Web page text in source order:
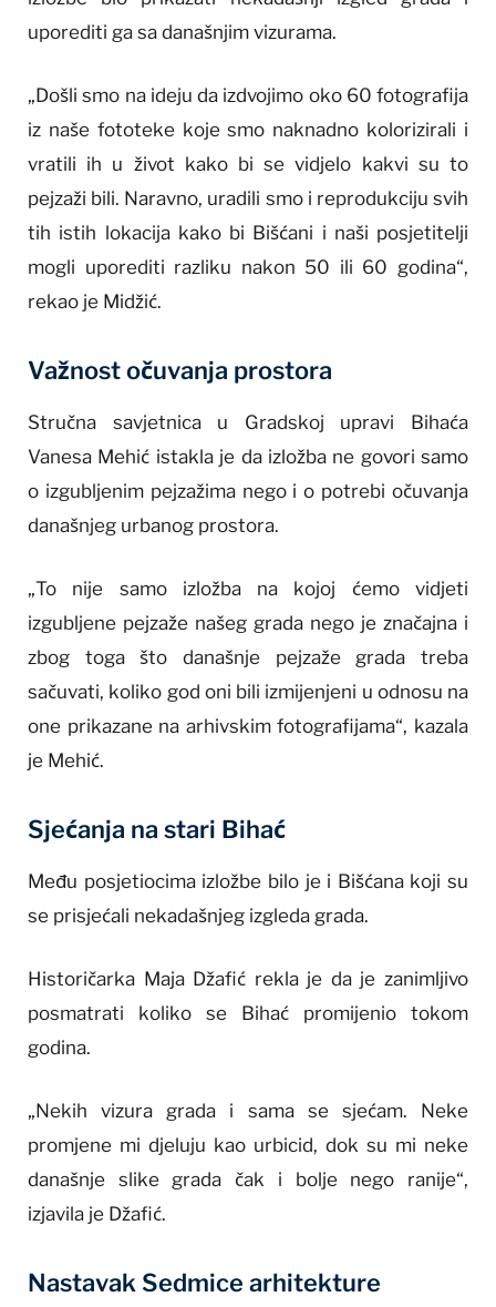
uporediti ga sa današnjim vizurama.
„Došli smo na ideju da izdvojimo oko 60 fotografija
iz naše fototeke koje smo naknadno kolorizirali i
vratili ih u život kako bi se vidjelo kakvi su to
pejzaži bili. Naravno, uradili smo i reprodukciju svih
tih istih lokacija kako bi Bišćani i naši posjetitelji
mogli uporediti razliku nakon 50 ili 60 godina“,
rekao je Midžić.
Važnost očuvanja prostora
Stručna savjetnica u Gradskoj upravi Bihaća
Vanesa Mehić istakla je da izložba ne govori samo
o izgubljenim pejzažima nego i o potrebi očuvanja
današnjeg urbanog prostora.
„To nije samo izložba na kojoj ćemo vidjeti
izgubljene pejzaže našeg grada nego je značajna i
zbog toga što današnje pejzaže grada treba
sačuvati, koliko god oni bili izmijenjeni u odnosu na
one prikazane na arhivskim fotografijama“, kazala
je Mehić.
Sjećanja na stari Bihać
Među posjetiocima izložbe bilo je i Bišćana koji su
se prisjećali nekadašnjeg izgleda grada.
Historičarka Maja Džafić rekla je da je zanimljivo
posmatrati koliko se Bihać promijenio tokom
godina.
„Nekih vizura grada i sama se sjećam. Neke
promjene mi djeluju kao urbicid, dok su mi neke
današnje slike grada čak i bolje nego ranije“,
izjavila je Džafić.
Nastavak Sedmice arhitekture